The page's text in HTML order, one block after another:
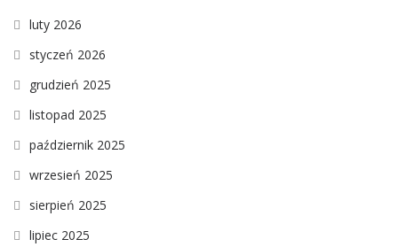
luty 2026
styczeń 2026
grudzień 2025
listopad 2025
październik 2025
wrzesień 2025
sierpień 2025
lipiec 2025